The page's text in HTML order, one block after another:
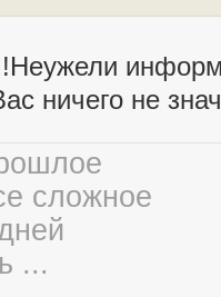
ничего не
сложное
...